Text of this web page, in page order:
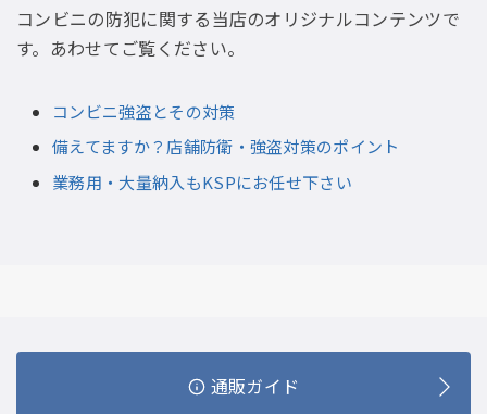
コンビニの防犯に関する当店のオリジナルコンテンツで
す。あわせてご覧ください。
コンビニ強盗とその対策
備えてますか？店舗防衛・強盗対策のポイント
業務用・大量納入もKSPにお任せ下さい
通販ガイド